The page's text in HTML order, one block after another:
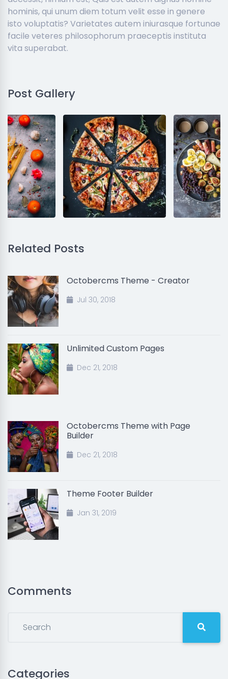
hominis, qui unum diem totum velit esse in genere
isto voluptatis? Varietates autem iniurasque fortunae
facile veteres philosophorum praeceptis instituta
vita superabat.
Post Gallery
Related Posts
Octobercms Theme - Creator
Jul 30, 2018
Unlimited Custom Pages
Dec 21, 2018
Octobercms Theme with Page
Builder
Dec 21, 2018
Theme Footer Builder
Jan 31, 2019
Comments
Categories